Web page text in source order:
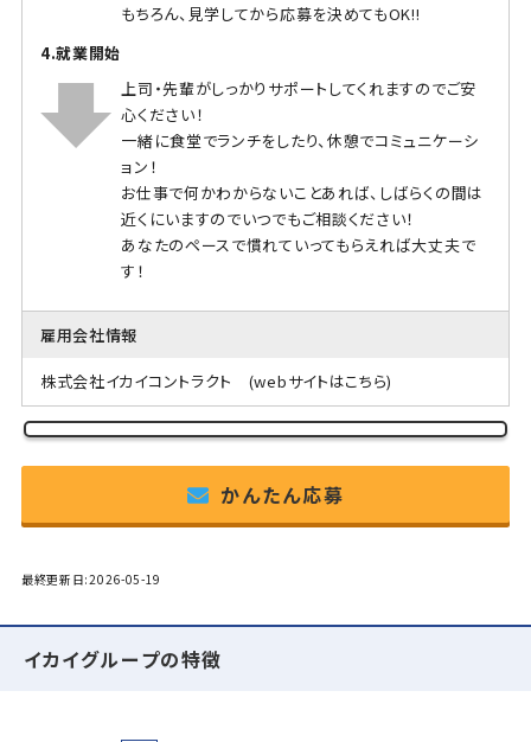
もちろん、見学してから応募を決めてもOK!!
4.就業開始
上司・先輩がしっかりサポートしてくれますのでご安
心ください！
一緒に食堂でランチをしたり、休憩でコミュニケーシ
ョン！
お仕事で何かわからないことあれば、しばらくの間は
近くにいますのでいつでもご相談ください！
あなたのペースで慣れていってもらえれば大丈夫で
す！
雇用会社情報
株式会社イカイコントラクト (webサイトはこちら)
かんたん応募
最終更新日:2026-05-19
イカイグループの特徴